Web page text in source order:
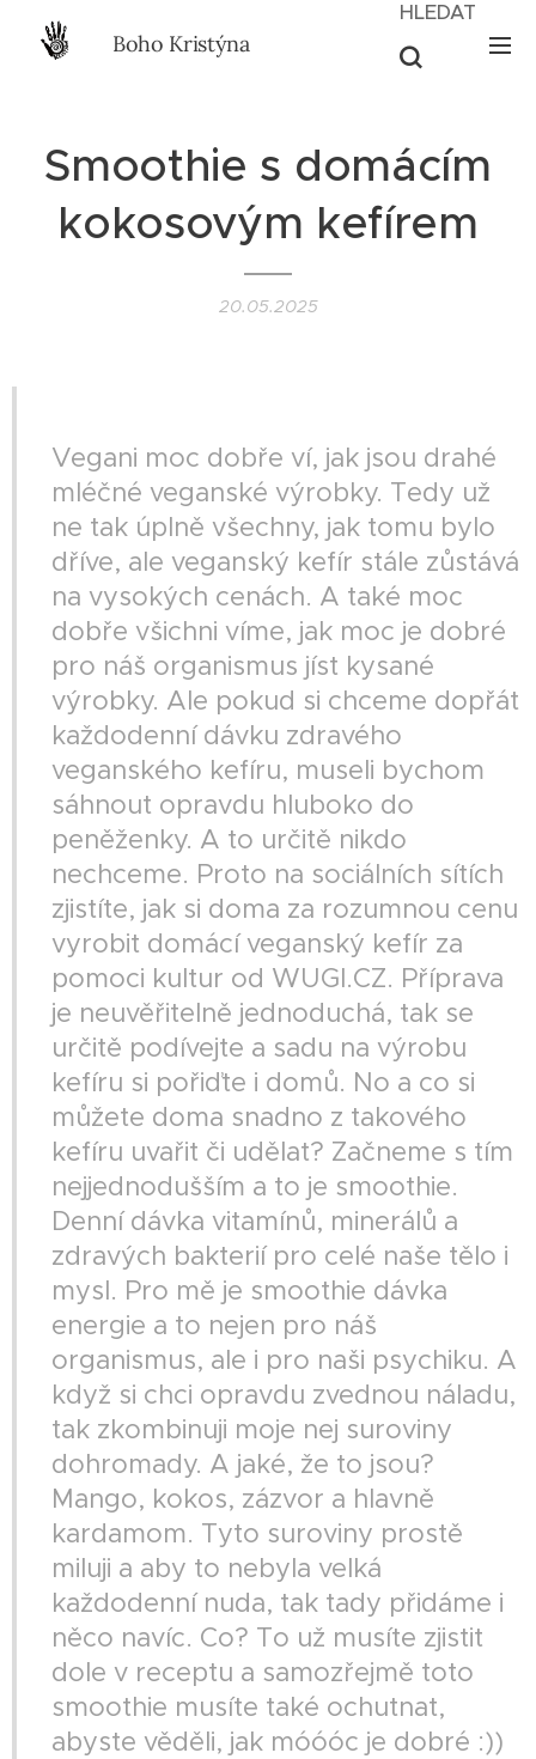
Boho Kristýna
HLEDAT
Smoothie s domácím
kokosovým kefírem
20.05.2025
Vegani moc dobře ví, jak jsou drahé
mléčné veganské výrobky. Tedy už
ne tak úplně všechny, jak tomu bylo
dříve, ale veganský kefír stále zůstává
na vysokých cenách. A také moc
dobře všichni víme, jak moc je dobré
pro náš organismus jíst kysané
výrobky. Ale pokud si chceme dopřát
každodenní dávku zdravého
veganského kefíru, museli bychom
sáhnout opravdu hluboko do
peněženky. A to určitě nikdo
nechceme. Proto na sociálních sítích
zjistíte, jak si doma za rozumnou cenu
vyrobit domácí veganský kefír za
pomoci kultur od WUGI.CZ. Příprava
je neuvěřitelně jednoduchá, tak se
určitě podívejte a sadu na výrobu
kefíru si pořiďte i domů. No a co si
můžete doma snadno z takového
kefíru uvařit či udělat? Začneme s tím
nejjednodušším a to je smoothie.
Denní dávka vitamínů, minerálů a
zdravých bakterií pro celé naše tělo i
mysl. Pro mě je smoothie dávka
energie a to nejen pro náš
organismus, ale i pro naši psychiku. A
když si chci opravdu zvednou náladu,
tak zkombinuji moje nej suroviny
dohromady. A jaké, že to jsou?
Mango, kokos, zázvor a hlavně
kardamom. Tyto suroviny prostě
miluji a aby to nebyla velká
každodenní nuda, tak tady přidáme i
něco navíc. Co? To už musíte zjistit
dole v receptu a samozřejmě toto
smoothie musíte také ochutnat,
abyste věděli, jak móóóc je dobré :))